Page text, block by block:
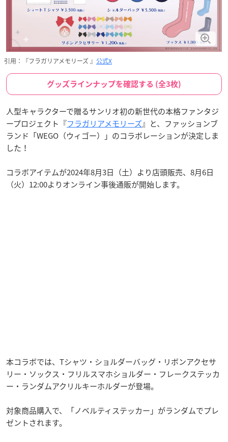
引用：『フラガリアメモリーズ 』 公式X
グッズラインナップを確認する (全3枚)
人型キャラクターで贈るサンリオ初の新世代の本格ファンタジ
ープロジェクト『フラガリアメモリーズ』と、ファッションブ
ランド「WEGO（ウィゴー）」のコラボレーションが決定しま
した！
コラボアイテムが2024年8月3日（土）より店頭販売、8月6日
（火）12:00よりオンライン事後通販が開始します。
本コラボでは、Tシャツ・ショルダーバッグ・リボンアクセサ
リー・ソックス・フリルスマホショルダー・フレークステッカ
ー・ランダムアクリルキーホルダーが登場。
対象商品購入で、「ノベルティステッカー」がランダムでプレ
ゼントされます。